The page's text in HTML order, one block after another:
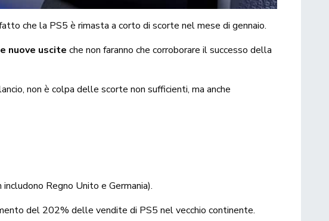
che la PS5 è rimasta a corto di scorte nel mese di gennaio.
nuove uscite che non faranno che corroborare il successo della
non è colpa delle scorte non sufficienti, ma anche
includono Regno Unito e Germania).
del 202% delle vendite di PS5 nel vecchio continente.